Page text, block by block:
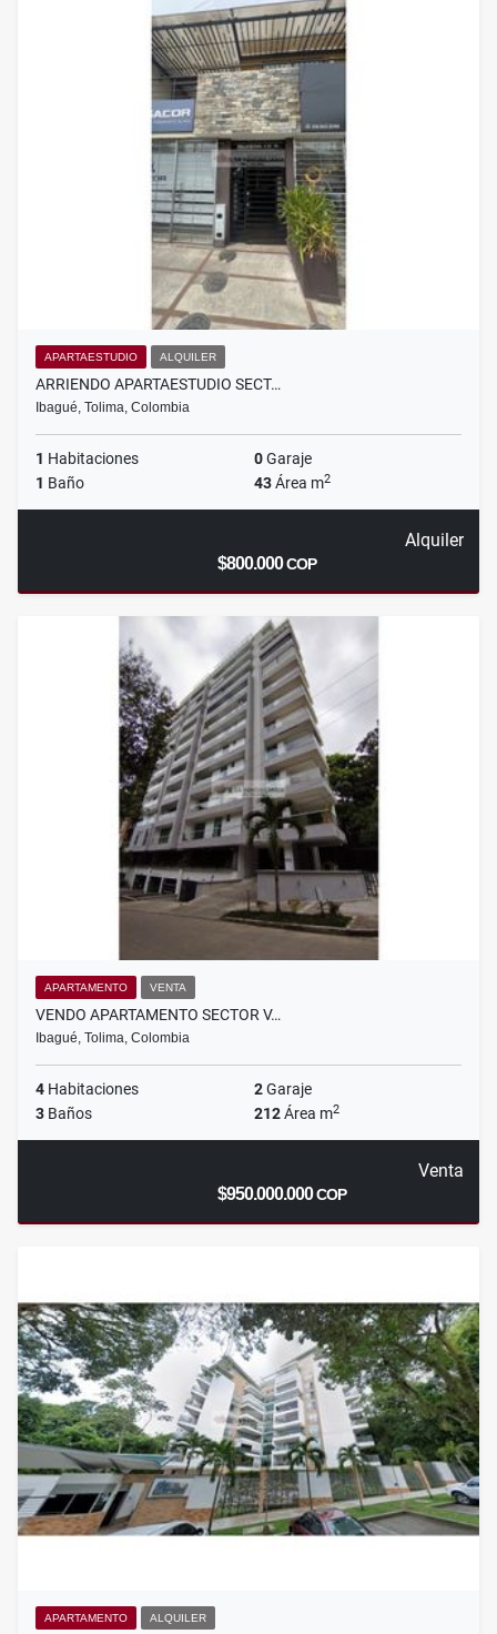
APARTAESTUDIO ALQUILER
ARRIENDO APARTAESTUDIO SECT…
Ibagué, Tolima, Colombia
1 Habitaciones 0Garaje
1 Baño 43Área m2
Alquiler
$800.000COP
APARTAMENTO VENTA
VENDO APARTAMENTO SECTOR V…
Ibagué, Tolima, Colombia
4 Habitaciones 2Garaje
3 Baños 212Área m2
Venta
$950.000.000COP
APARTAMENTO ALQUILER